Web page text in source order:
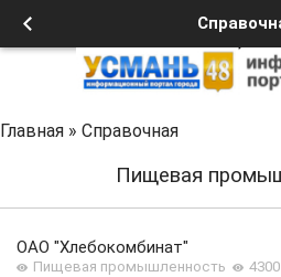
Главная » Справочная
Пищевая
ОАО "Хлебокомбинат"
Пищевая промышленность 4300